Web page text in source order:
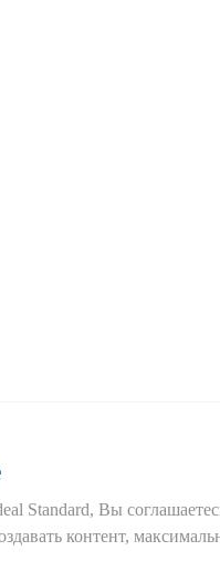
Standard, Вы
контент,